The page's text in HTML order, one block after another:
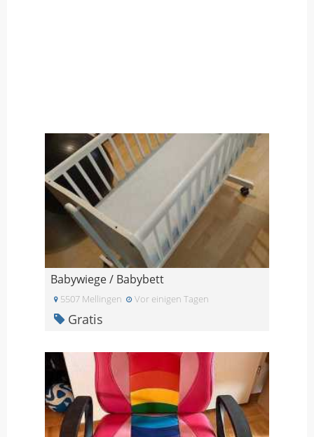
Babywiege / Babybett
5507 Mellingen Vor einigen Tagen
Gratis